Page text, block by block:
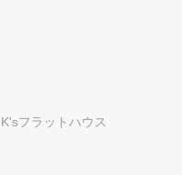
K'sフラットハウス